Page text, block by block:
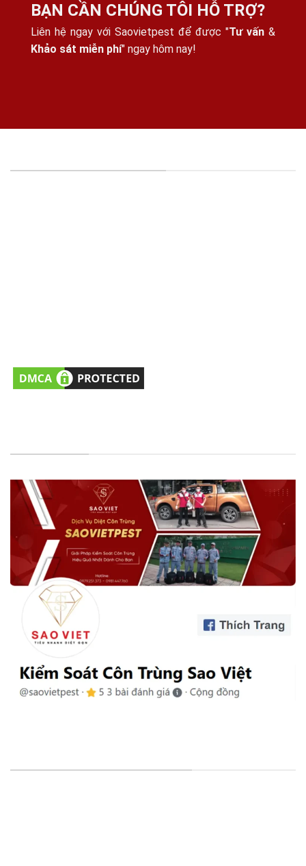
BẠN CẦN CHÚNG TÔI HỖ TRỢ?
Liên hệ ngay với Saovietpest để được "Tư vấn &
Khảo sát miễn phí" ngay hôm nay!